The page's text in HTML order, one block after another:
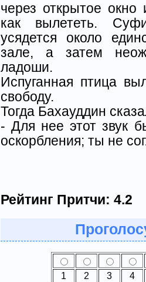
через открытое
как вылететь.
усядется около
зале, а затем
ладоши.
Испуганная птица
свободу.
Тогда Бахауддин
- Для нее этот звук
оскорбления; ты не
Рейтинг Притчи: 4.2
1 2 3 4